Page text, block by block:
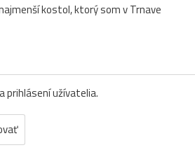
kostol, ktorý som v Trnave
prihlásení užívatelia.